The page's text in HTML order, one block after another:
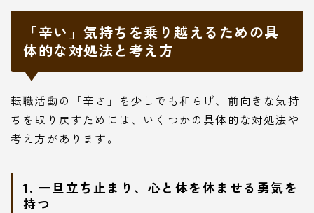
「辛い」気持ちを乗り越えるための具
体的な対処法と考え方
転職活動の「辛さ」を少しでも和らげ、前向きな気持
ちを取り戻すためには、いくつかの具体的な対処法や
考え方があります。
1. 一旦立ち止まり、心と体を休ませる勇気を
持つ